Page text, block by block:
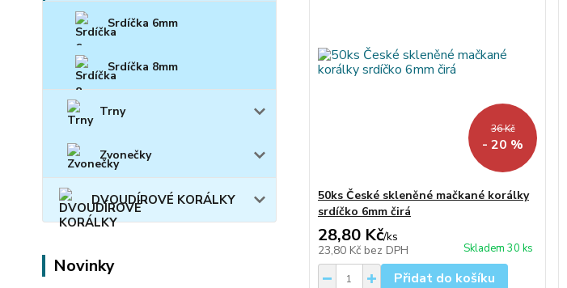
Srdíčka 6mm
Srdíčka 8mm
Trny
Zvonečky
DVOUDÍROVÉ KORÁLKY
Novinky
36 Kč
- 20 %
50ks České skleněné mačkané korálky
srdíčko 6mm čirá
28,80 Kč/ks
23,80 Kč bez DPH Skladem 30 ks
Přidat do košíku